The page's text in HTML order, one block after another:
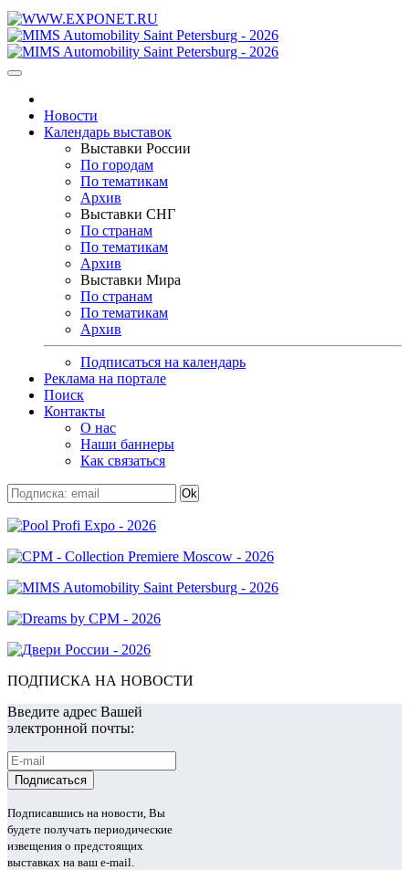
Новости
Календарь выставок
Выставки России
По городам
По тематикам
Архив
Выставки СНГ
По странам
По тематикам
Архив
Выставки Мира
По странам
По тематикам
Архив
Подписаться на календарь
Реклама на портале
Поиск
Контакты
О нас
Наши баннеры
Как связаться
ПОДПИСКА НА НОВОСТИ
Введите адрес Вашей
электронной почты:
Подписавшись на новости, Вы
будете получать периодические
извещения о предстоящих
выставках на ваш e-mail.